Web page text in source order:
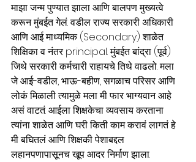
माझा जन्म पुण्यात झाला आणि बालपण मुख्यत्वे
करून मुंबईत गेलं. वडील राज्य सरकारी अधिकारी
आणि आई माध्यमिक (Secondary) शाळेत
शिक्षिका व नंतर principal. मुंबईत बांद्रा (पूर्व)
जिथे सरकारी कर्मचारी राहायचे तिथे वाढलो. मला
जे आई-वडील, भाऊ-बहीण, सगळाच परिसर आणि
लोकं मिळाली त्यामुळे मला मी फार भाग्यवान आहे
असं वाटतं. आईला शिक्षकेचा व्यवसाय करताना
त्यांना शाळेत आणि घरी किती काम करावं लागतं हे
मी बघितलं आणि शिक्षकी पेशाबद्दल
लहानपणापासूनच खूप आदर निर्माण झाला.